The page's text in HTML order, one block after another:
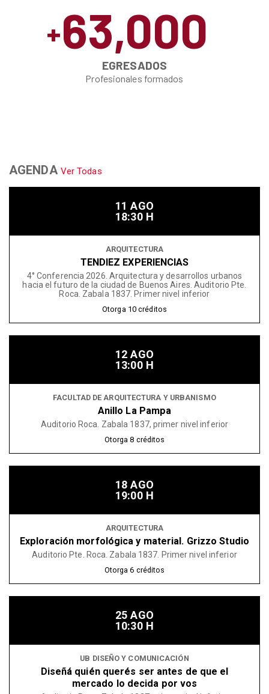
+63,000
EGRESADOS
Profesionales formados
AGENDA Ver Todas
11 AGO
18:30 H
ARQUITECTURA
TENDIEZ EXPERIENCIAS
4° Conferencia 2026. Arquitectura y desarrollos urbanos
hacia el futuro de la ciudad de Buenos Aires. Auditorio Pte.
Roca. Zabala 1837. Primer nivel inferior
Otorga 10 créditos
12 AGO
13:00 H
FACULTAD DE ARQUITECTURA Y URBANISMO
Anillo La Pampa
Auditorio Roca. Zabala 1837, primer nivel inferior
Otorga8 créditos
18 AGO
19:00 H
ARQUITECTURA
Exploración morfológica y material. Grizzo Studio
Auditorio Pte. Roca. Zabala 1837. Primer nivel inferior
Otorga6 créditos
25 AGO
10:30 H
UB DISEÑO Y COMUNICACIÓN
Diseñá quién querés ser antes de que el
mercado lo decida por vos